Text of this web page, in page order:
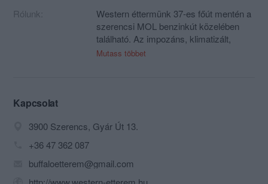
Rólunk:
Western éttermünk 37-es főút mentén a
szerencsi MOL benzinkút közelében
található. Az impozáns, klimatizált,
kétszintes épületben igazi Vadnyugati
Mutass többet
Kapcsolat
3900 Szerencs, Gyár Út 13.
+36 47 362 087
buffaloetterem@gmail.com